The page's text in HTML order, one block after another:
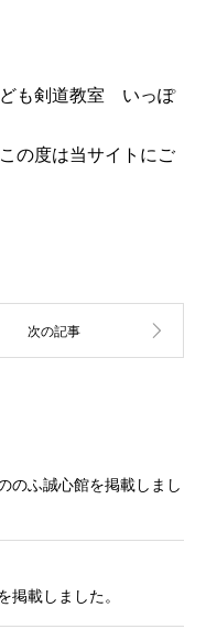
も剣道教室 いっぽ
の度は当サイトにご
のふ誠心館を掲載しまし
掲載しました。